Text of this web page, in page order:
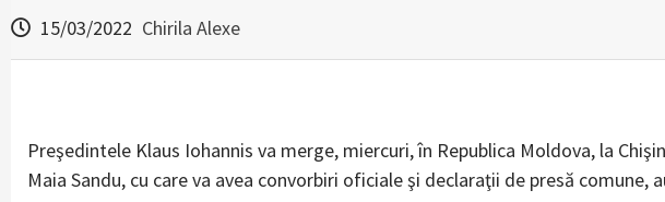
15/03/2022 Chirila Alexe
Preşedintele Klaus Iohannis va merge, miercuri, în Republica Moldova, la
Maia Sandu, cu care va avea convorbiri oficiale şi declaraţii de presă comune,